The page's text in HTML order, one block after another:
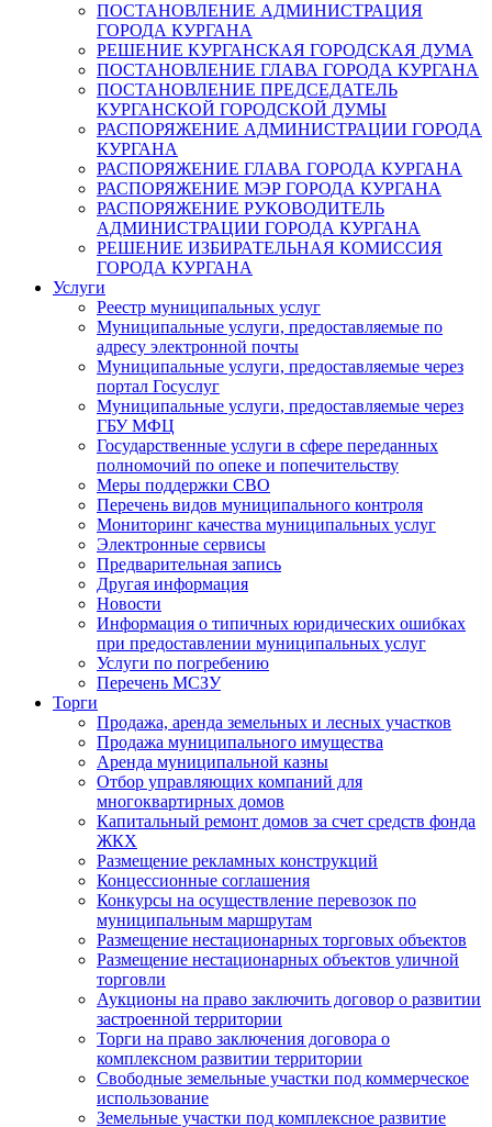
ПОСТАНОВЛЕНИЕ АДМИНИСТРАЦИЯ
ГОРОДА КУРГАНА
РЕШЕНИЕ КУРГАНСКАЯ ГОРОДСКАЯ ДУМА
ПОСТАНОВЛЕНИЕ ГЛАВА ГОРОДА КУРГАНА
ПОСТАНОВЛЕНИЕ ПРЕДСЕДАТЕЛЬ
КУРГАНСКОЙ ГОРОДСКОЙ ДУМЫ
РАСПОРЯЖЕНИЕ АДМИНИСТРАЦИИ ГОРОДА
КУРГАНА
РАСПОРЯЖЕНИЕ ГЛАВА ГОРОДА КУРГАНА
РАСПОРЯЖЕНИЕ МЭР ГОРОДА КУРГАНА
РАСПОРЯЖЕНИЕ РУКОВОДИТЕЛЬ
АДМИНИСТРАЦИИ ГОРОДА КУРГАНА
РЕШЕНИЕ ИЗБИРАТЕЛЬНАЯ КОМИССИЯ
ГОРОДА КУРГАНА
Услуги
Реестр муниципальных услуг
Муниципальные услуги, предоставляемые по
адресу электронной почты
Муниципальные услуги, предоставляемые через
портал Госуслуг
Муниципальные услуги, предоставляемые через
ГБУ МФЦ
Государственные услуги в сфере переданных
полномочий по опеке и попечительству
Меры поддержки СВО
Перечень видов муниципального контроля
Мониторинг качества муниципальных услуг
Электронные сервисы
Предварительная запись
Другая информация
Новости
Информация о типичных юридических ошибках
при предоставлении муниципальных услуг
Услуги по погребению
Перечень МСЗУ
Торги
Продажа, аренда земельных и лесных участков
Продажа муниципального имущества
Аренда муниципальной казны
Отбор управляющих компаний для
многоквартирных домов
Капитальный ремонт домов за счет средств фонда
ЖКХ
Размещение рекламных конструкций
Концессионные соглашения
Конкурсы на осуществление перевозок по
муниципальным маршрутам
Размещение нестационарных торговых объектов
Размещение нестационарных объектов уличной
торговли
Аукционы на право заключить договор о развитии
застроенной территории
Торги на право заключения договора о
комплексном развитии территории
Свободные земельные участки под коммерческое
использование
Земельные участки под комплексное развитие